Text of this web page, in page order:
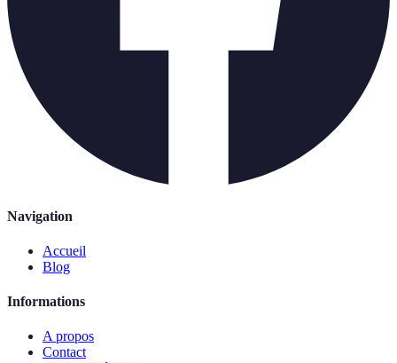
Navigation
Accueil
Blog
Informations
A propos
Contact